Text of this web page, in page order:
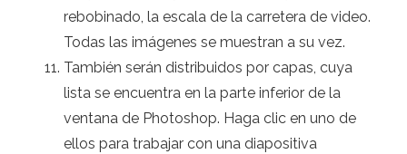
rebobinado, la escala de la carretera de video.
Todas las imágenes se muestran a su vez.
También serán distribuidos por capas, cuya
lista se encuentra en la parte inferior de la
ventana de Photoshop. Haga clic en uno de
ellos para trabajar con una diapositiva